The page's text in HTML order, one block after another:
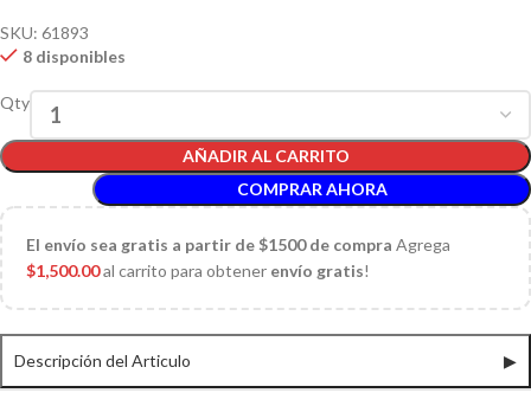
SKU: 61893
8 disponibles
Qty
AÑADIR AL CARRITO
COMPRAR AHORA
El envío sea gratis a partir de $1500 de compra Agrega
$1,500.00al carrito para obtener envío gratis!
Descripción del Articulo ▶